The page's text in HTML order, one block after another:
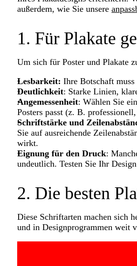
außerdem, wie Sie unsere
1. Für Plakate
Um sich für Poster und Plakate
Lesbarkeit: Ihre Botschaft muss
Deutlichkeit: Starke Linien,
Angemessenheit: Wählen Sie
Posters passt (z. B.
Schriftstärke und
Sie auf ausreichende
wirkt.
Eignung für den Druck:
undeutlich. Testen Sie Ihr
2. Die besten
Diese Schriftarten machen sich
und in Designprogrammen weit